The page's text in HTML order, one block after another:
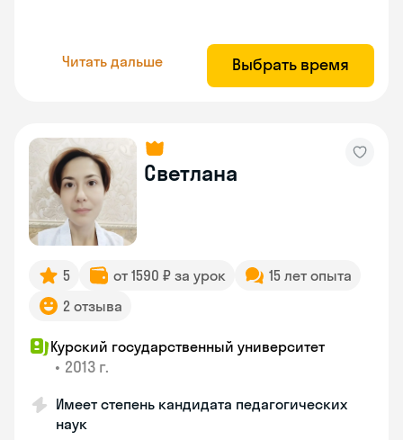
Читать дальше Выбрать время
Светлана
5 от 1590 ₽ за урок
15 лет опыта
2 отзыва
Курский государственный университет
• 2013 г.
Имеет степень кандидата педагогических
наук